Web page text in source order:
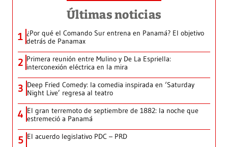
Últimas noticias
1 ¿Por qué el Comando Sur entrena en Panamá? El objetivo
detrás de Panamax
2 Primera reunión entre Mulino y De La Espriella:
interconexión eléctrica en la mira
3 Deep Fried Comedy: la comedia inspirada en ‘Saturday
Night Live’ regresa al teatro
4 El gran terremoto de septiembre de 1882: la noche que
estremeció a Panamá
5 El acuerdo legislativo PDC – PRD